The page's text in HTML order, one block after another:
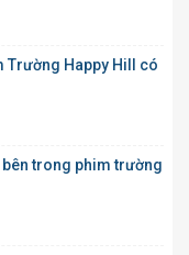
Trường Happy Hill có
bên trong phim trường